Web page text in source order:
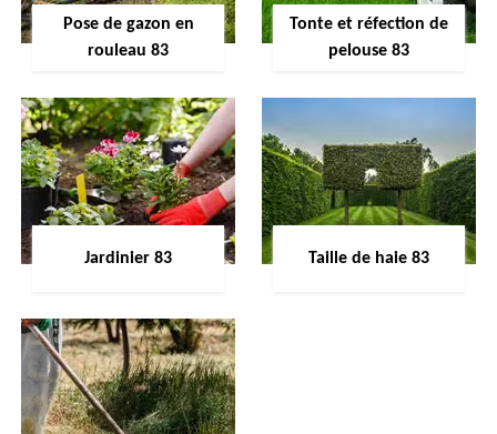
Pose de gazon en
rouleau 83
Tonte et réfection de
pelouse 83
Jardinier 83 Taille de haie 83